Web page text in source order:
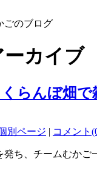
ごのブログ
ーカイブ
らんぼ畑で
別ページ | コメント
発ち、チームむかご